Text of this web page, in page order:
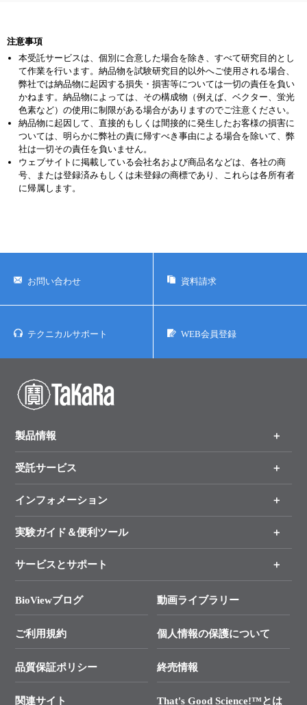
注意事項
本受託サービスは、個別に合意した場合を除き、すべて研究目的とし
て作業を行います。納品物を試験研究目的以外へご使用される場合、
弊社では納品物に起因する損失・損害等については一切の責任を負い
かねます。納品物によっては、その構成物（例えば、ベクター、蛍光
色素など）の使用に制限がある場合がありますのでご注意ください。
納品物に起因して、直接的もしくは間接的に発生したお客様の損害に
ついては、明らかに弊社の責に帰すべき事由による場合を除いて、弊
社は一切その責任を負いません。
ウェブサイトに掲載している会社名および商品名などは、各社の商
号、または登録済みもしくは未登録の商標であり、これらは各所有者
に帰属します。
お問い合わせ 資料請求
テクニカルサポート WEB会員登録
製品情報
製品一覧
手法から製品を探す
新製品情報
受託サービス
オンライン注文
インフォメーション
キャンペーン
タカラバイオ各種会員募集のお知らせ
終売製品のお知らせ
価格改定のご案内
実験ガイド＆便利ツール
リアルタイムPCR実験のススメ
幹細胞・再生医療研究ガイド
クローニング実験ガイド
SMARTer NGSポータルサイト
プライマー設計
サービスとサポート
総合お問い合わせ
├ 実験コンシェルジュ
├ 受託サービスお問い合わせ
BioViewブログ 動画ライブラリー
ご利用規約 個人情報の保護について
品質保証ポリシー 終売情報
関連サイト That's Good Science!™とは